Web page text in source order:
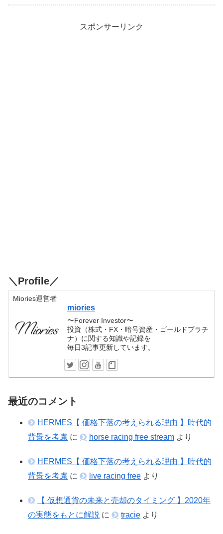
スポンサーリンク
＼Profile／
Miories運営者
miories
〜Forever Investor〜
投資（株式・FX・暗号資産・ゴールドプラチ
ナ）に関する知識や記録を
毎日3記事更新しています。
最近のコメント
HERMES【 価格下落の考えられる理由 】時代的
背景を考慮 に horse racing free stream より
HERMES【 価格下落の考えられる理由 】時代的
背景を考慮 に live racing free より
【 仮想通貨の未来と売却のタイミング 】2020年
の実態をもとに解説 に tracie より